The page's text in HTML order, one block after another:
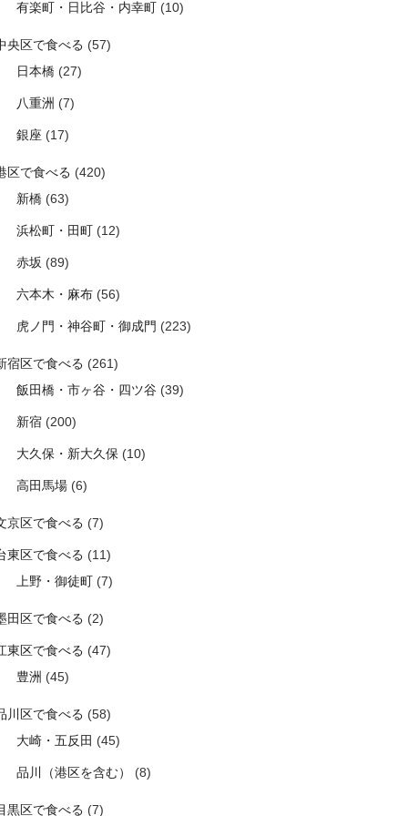
有楽町・日比谷・内幸町 (10)
央区で食べる (57)
日本橋 (27)
八重洲 (7)
銀座 (17)
区で食べる (420)
新橋 (63)
浜松町・田町 (12)
赤坂 (89)
六本木・麻布 (56)
虎ノ門・神谷町・御成門 (223)
宿区で食べる (261)
飯田橋・市ヶ谷・四ツ谷 (39)
新宿 (200)
大久保・新大久保 (10)
高田馬場 (6)
京区で食べる (7)
東区で食べる (11)
上野・御徒町 (7)
田区で食べる (2)
東区で食べる (47)
豊洲 (45)
川区で食べる (58)
大崎・五反田 (45)
品川（港区を含む） (8)
黒区で食べる (7)